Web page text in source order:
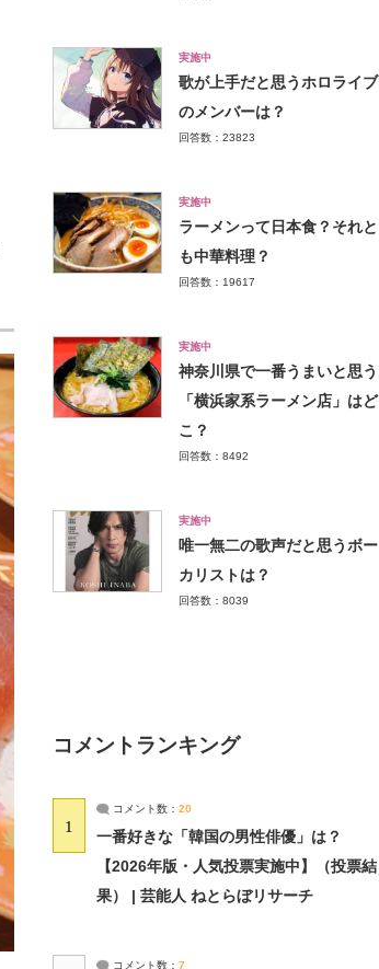
実施中
歌が上手だと思うホロライブ
のメンバーは？
回答数：23823
実施中
ラーメンって日本食？それと
も中華料理？
回答数：19617
実施中
神奈川県で一番うまいと思う
「横浜家系ラーメン店」はど
こ？
回答数：8492
実施中
唯一無二の歌声だと思うボー
カリストは？
回答数：8039
コメントランキング
1
コメント数： 20
一番好きな「韓国の男性俳優」は？
【2026年版・人気投票実施中】（投票結
果） | 芸能人 ねとらぼリサーチ
コメント数： 7